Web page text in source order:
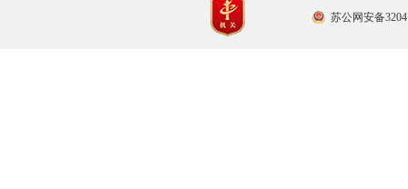
苏公网安备